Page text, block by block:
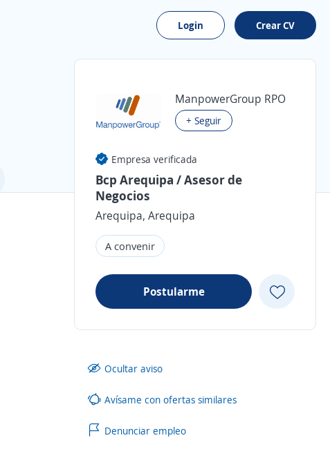
Login Crear CV
ManpowerGroup RPO
+ Seguir
Empresa verificada
Bcp Arequipa / Asesor de
Negocios
Arequipa, Arequipa
A convenir
Postularme
Ocultar aviso
Avísame con ofertas similares
Denunciar empleo